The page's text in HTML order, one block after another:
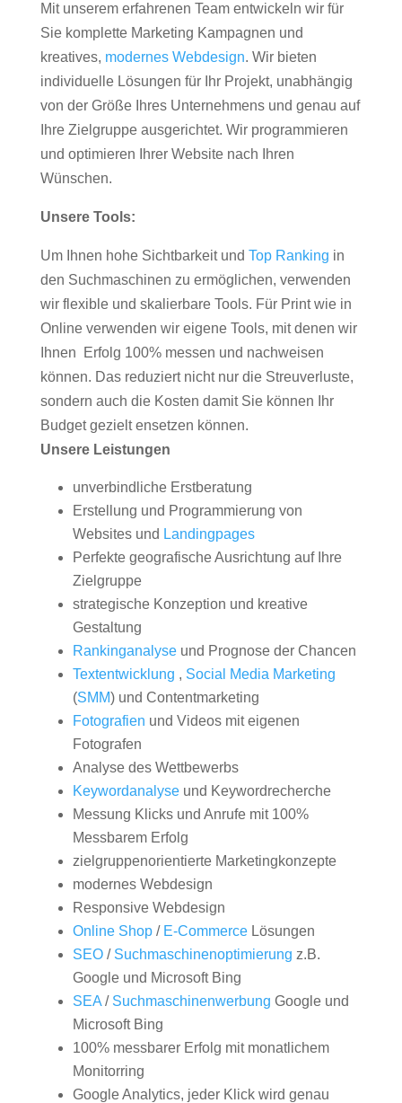
Mit unserem erfahrenen Team entwickeln wir für
Sie komplette Marketing Kampagnen und
kreatives, modernes Webdesign. Wir bieten
individuelle Lösungen für Ihr Projekt, unabhängig
von der Größe Ihres Unternehmens und genau auf
Ihre Zielgruppe ausgerichtet. Wir programmieren
und optimieren Ihrer Website nach Ihren
Wünschen.
Unsere Tools:
Um Ihnen hohe Sichtbarkeit und Top Ranking in
den Suchmaschinen zu ermöglichen, verwenden
wir flexible und skalierbare Tools. Für Print wie in
Online verwenden wir eigene Tools, mit denen wir
Ihnen Erfolg 100% messen und nachweisen
können. Das reduziert nicht nur die Streuverluste,
sondern auch die Kosten damit Sie können Ihr
Budget gezielt ensetzen können.
Unsere Leistungen
unverbindliche Erstberatung
Erstellung und Programmierung von
Websites und Landingpages
Perfekte geografische Ausrichtung auf Ihre
Zielgruppe
strategische Konzeption und kreative
Gestaltung
Rankinganalyseund Prognose der Chancen
Textentwicklung , Social Media Marketing
(SMM) und Contentmarketing
Fotografien und Videos mit eigenen
Fotografen
Analyse des Wettbewerbs
Keywordanalyseund Keywordrecherche
Messung Klicks und Anrufe mit 100%
Messbarem Erfolg
zielgruppenorientierte Marketingkonzepte
modernes Webdesign
Responsive Webdesign
Online Shop/ E-CommerceLösungen
SEO/ Suchmaschinenoptimierung z.B.
Google und Microsoft Bing
SEA/ Suchmaschinenwerbung Google und
Microsoft Bing
100% messbarer Erfolg mit monatlichem
Monitorring
Google Analytics, jeder Klick wird genau